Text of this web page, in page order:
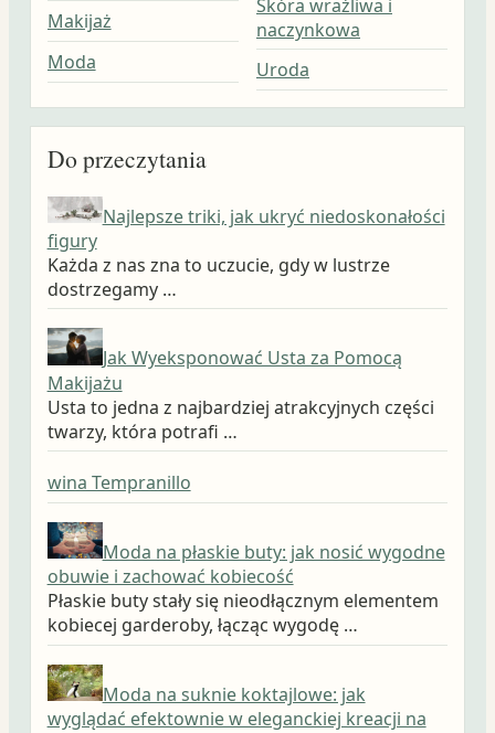
Makijaż
Moda
Skóra wrażliwa i
naczynkowa
Uroda
Do przeczytania
Najlepsze triki, jak ukryć niedoskonałości
figury
Każda z nas zna to uczucie, gdy w lustrze
dostrzegamy …
Jak Wyeksponować Usta za Pomocą
Makijażu
Usta to jedna z najbardziej atrakcyjnych części
twarzy, która potrafi …
wina Tempranillo
Moda na płaskie buty: jak nosić wygodne
obuwie i zachować kobiecość
Płaskie buty stały się nieodłącznym elementem
kobiecej garderoby, łącząc wygodę …
Moda na suknie koktajlowe: jak
wyglądać efektownie w eleganckiej kreacji na